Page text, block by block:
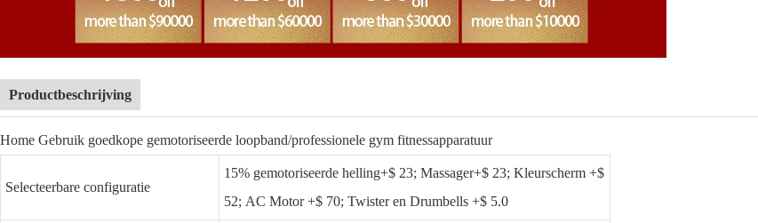
Productbeschrijving
Home Gebruik goedkope gemotoriseerde loopband/professionele gym fitnessapparatuur
Selecteerbare configuratie
15% gemotoriseerde helling+$ 23; Massager+$ 23; Kleurscherm +$
52; AC Motor +$ 70; Twister en Drumbells +$ 5.0